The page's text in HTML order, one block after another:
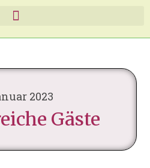
2023
Gäste